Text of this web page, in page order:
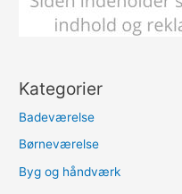
Kategorier
Badeværelse
Børneværelse
Byg og håndværk